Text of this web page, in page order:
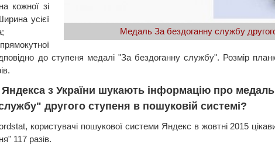
Медаль За бездоганну службу
кожної зі
усієї
до ступеня медалі "За бездоганну службу". Розмір
Яндекса з України шукають інформацію про
другого ступеня в пошуковій системі?
користувачі пошукової системи Яндекс в жовтні 2015
117 разів.